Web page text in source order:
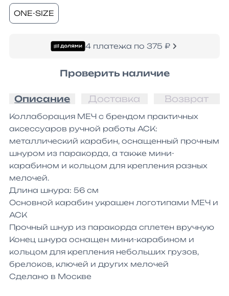
ONE-SIZE
4 платежа по 375 ₽
Проверить наличие
Описание Доставка Возврат
Коллаборация МЕЧ с брендом практичных
аксессуаров ручной работы АСК:
металлический карабин, оснащенный прочным
шнуром из паракорда, а также мини-
карабином и кольцом для крепления разных
мелочей.
Длина шнура: 56 см
Основной карабин украшен логотипами МЕЧ и
АСК
Прочный шнур из паракорда сплетен вручную
Конец шнура оснащен мини-карабином и
кольцом для крепления небольших грузов,
брелоков, ключей и других мелочей
Сделано в Москве